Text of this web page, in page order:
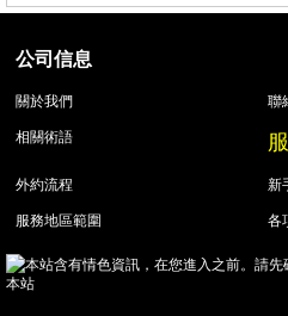
公司信息
關於我們
聯
相關術語
外約流程
新
服務地區範圍
各
本站含有情色資訊，在您進入之前。請
本站